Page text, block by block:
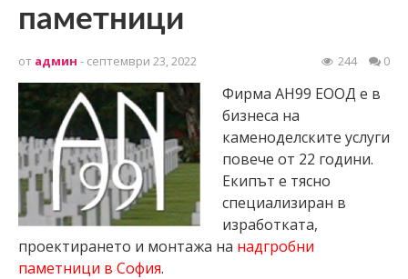
паметници
от админ - септември 23, 2022 244 0
Фирма АН99 ЕООД е в
бизнеса на
каменоделските услуги
повече от 22 години.
Екипът е тясно
специализиран в
изработката,
проектирането и монтажа на надгробни
паметници в София.